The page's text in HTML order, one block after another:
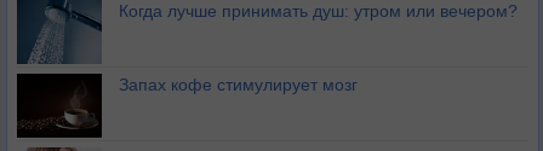
Когда лучше принимать душ: утром или вечером?
Запах кофе стимулирует мозг